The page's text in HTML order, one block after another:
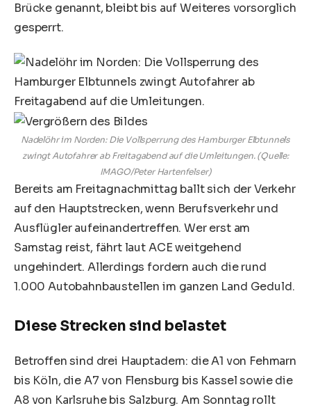
Brücke genannt, bleibt bis auf Weiteres vorsorglich
gesperrt.
Nadelöhr im Norden: Die Vollsperrung des Hamburger Elbtunnels
zwingt Autofahrer ab Freitagabend auf die Umleitungen. (Quelle:
IMAGO/Peter Hartenfelser)
Bereits am Freitagnachmittag ballt sich der Verkehr
auf den Hauptstrecken, wenn Berufsverkehr und
Ausflügler aufeinandertreffen. Wer erst am
Samstag reist, fährt laut ACE weitgehend
ungehindert. Allerdings fordern auch die rund
1.000 Autobahnbaustellen im ganzen Land Geduld.
Diese Strecken sind belastet
Betroffen sind drei Hauptadern: die A1 von Fehmarn
bis Köln, die A7 von Flensburg bis Kassel sowie die
A8 von Karlsruhe bis Salzburg. Am Sonntag rollt